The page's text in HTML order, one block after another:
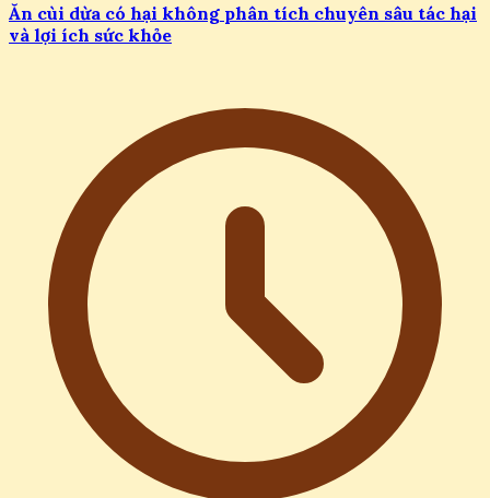
Ăn cùi dừa có hại không phân tích chuyên sâu tác hại
và lợi ích sức khỏe